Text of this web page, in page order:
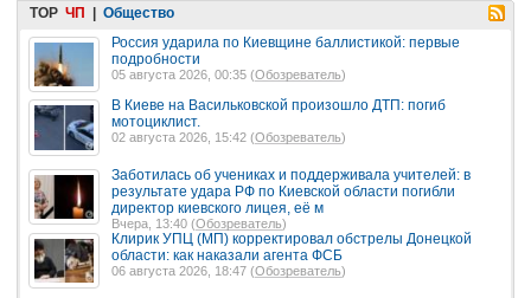
TOP ЧП | Общество
Россия ударила по Киевщине баллистикой: первые
подробности
05 августа 2026, 00:35 (Обозреватель)
В Киеве на Васильковской произошло ДТП: погиб
мотоциклист.
02 августа 2026, 15:42 (Обозреватель)
Заботилась об учениках и поддерживала учителей: в
результате удара РФ по Киевской области погибли
директор киевского лицея, её м
Вчера, 13:40 (Обозреватель)
Клирик УПЦ (МП) корректировал обстрелы Донецкой
области: как наказали агента ФСБ
06 августа 2026, 18:47 (Обозреватель)